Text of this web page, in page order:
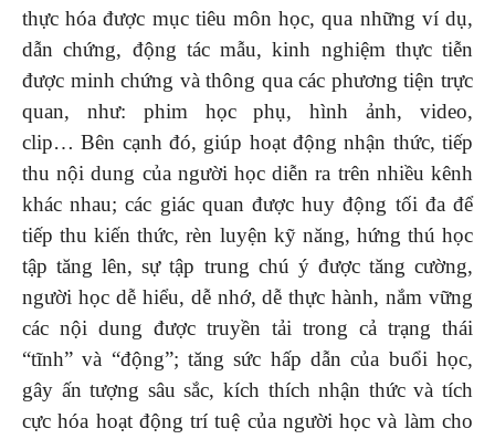
thực hóa được mục tiêu môn học, qua những ví dụ,
dẫn chứng, động tác mẫu, kinh nghiệm thực tiễn
được minh chứng và thông qua các phương tiện trực
quan, như: phim học phụ, hình ảnh, video,
clip… Bên cạnh đó, giúp hoạt động nhận thức, tiếp
thu nội dung của người học diễn ra trên nhiều kênh
khác nhau; các giác quan được huy động tối đa để
tiếp thu kiến thức, rèn luyện kỹ năng, hứng thú học
tập tăng lên, sự tập trung chú ý được tăng cường,
người học dễ hiểu, dễ nhớ, dễ thực hành, nắm vững
các nội dung được truyền tải trong cả trạng thái
“tĩnh” và “động”; tăng sức hấp dẫn của buổi học,
gây ấn tượng sâu sắc, kích thích nhận thức và tích
cực hóa hoạt động trí tuệ của người học và làm cho